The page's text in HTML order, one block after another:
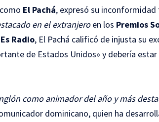
El Pachá, expresó su inconformidad
en el extranjeroen los Premios
Radio, El Pachá calificó de injusta su
de Estados Unidos» y debería
como animador del año y más
dominicano, quien ha